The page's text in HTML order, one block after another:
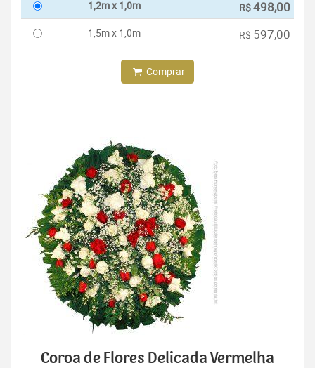
1,2m x 1,0m R$498,00
1,5m x 1,0m R$ 597,00
Comprar
Coroa de Flores Delicada Vermelha